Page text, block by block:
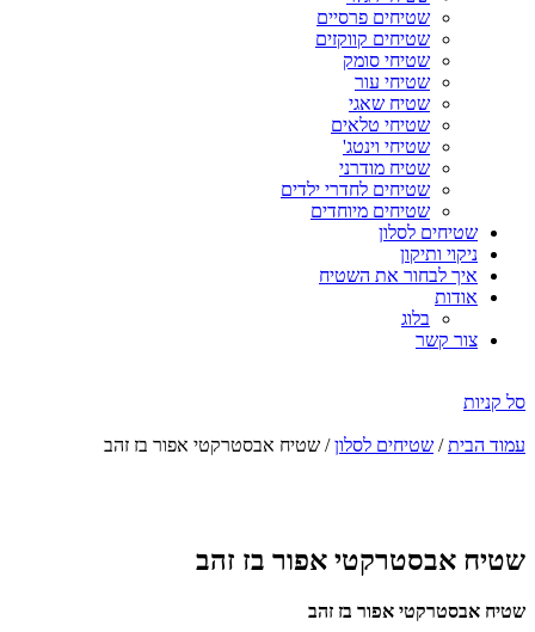
שטיחים פרסיים
שטיחים קווקזים
שטיחי סומק
שטיחי עור
שטיח שאגי
שטיחי טלאים
שטיחי וינטג'
שטיח מודרני
שטיחים לחדרי ילדים
שטיחים מיוחדים
שטיחים לסלון
ניקוי ותיקון
איך לבחור את השטיח
אודות
בלוג
צור קשר
סל קניות
עמוד הבית/ שטיחים לסלון/ שטיח אבסטרקטי אפור בז זהב
הנחה
שטיח אבסטרקטי אפור בז זהב
שטיח אבסטרקטי אפור בז זהב